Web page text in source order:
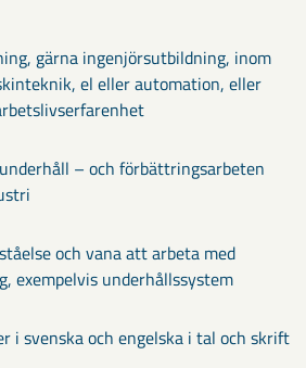
gärna ingenjörsutbildning, inom
el eller automation, eller
– och förbättringsarbeten
och vana att arbeta med
exempelvis underhållssystem
i svenska och engelska i tal och skrift